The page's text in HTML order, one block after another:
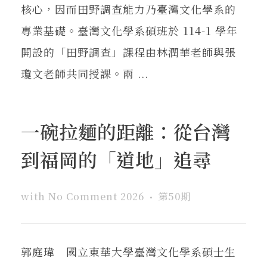
核心，因而田野調查能力乃臺灣文化學系的
專業基礎。臺灣文化學系碩班於 114-1 學年
開設的「田野調查」課程由林潤華老師與張
瓊文老師共同授課。兩 ...
一碗拉麵的距離：從台灣
到福岡的「道地」追尋
with No Comment 2026 第50期
郭庭瑋 國立東華大學臺灣文化學系碩士生